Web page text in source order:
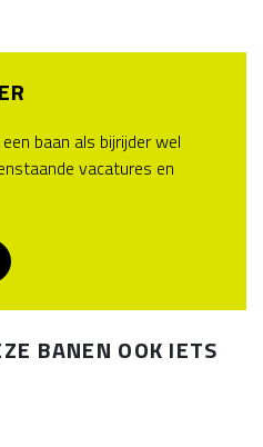
baan als bijrijder wel
vacatures en
BANEN OOK IETS